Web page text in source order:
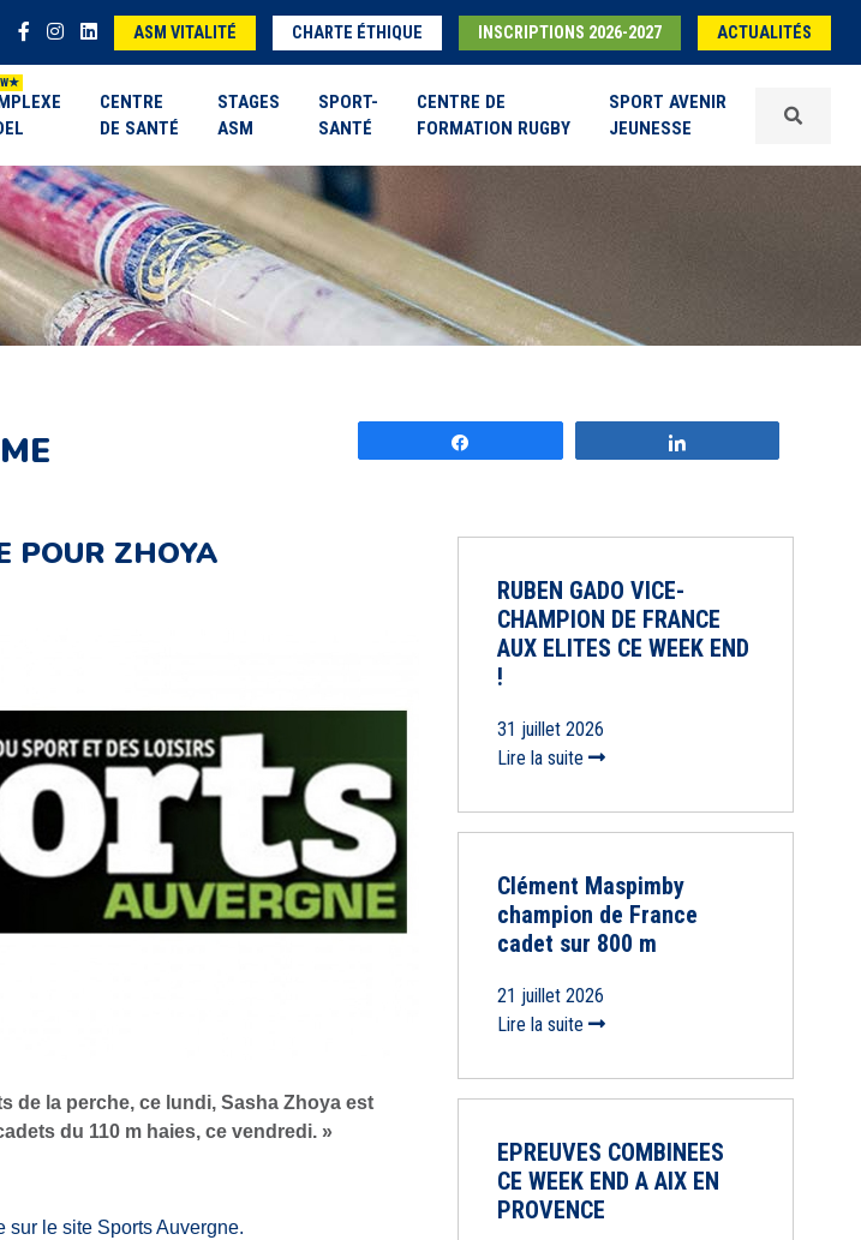
ASM VITALITÉ CHARTE ÉTHIQUE INSCRIPTIONS 2026-2027 ACTUALITÉS
CENTRE
DE SANTÉ
STAGES
ASM
SPORT-
SANTÉ
CENTRE DE
FORMATION RUGBY
SPORT AVENIR
JEUNESSE
POUR ZHOYA
de la perche, ce lundi, Sasha Zhoya est
du 110 m haies, ce vendredi. »
sur le site Sports Auvergne.
RUBEN GADO VICE-
CHAMPION DE FRANCE
AUX ELITES CE WEEK END
!
31 juillet 2026
Lire la suite
Clément Maspimby
champion de France
cadet sur 800 m
21 juillet 2026
Lire la suite
EPREUVES COMBINEES
CE WEEK END A AIX EN
PROVENCE